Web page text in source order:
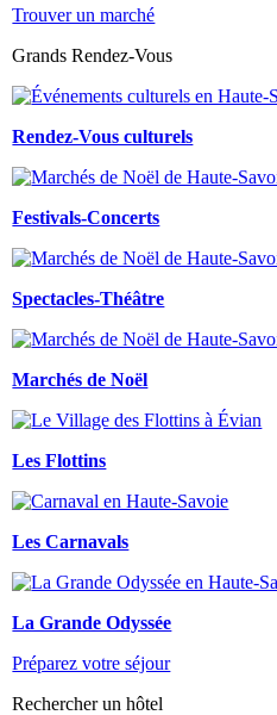
Trouver un marché
Grands Rendez-Vous
Rendez-Vous culturels
Festivals-Concerts
Spectacles-Théâtre
Marchés de Noël
Les Flottins
Les Carnavals
La Grande Odyssée
Préparez votre séjour
Rechercher un hôtel